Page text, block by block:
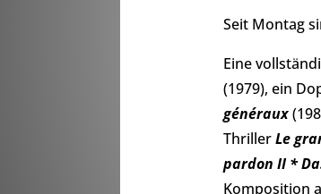
Seit Montag
Eine
(1979), ein
généraux
ThrillerLe
pardon II *
Komposition